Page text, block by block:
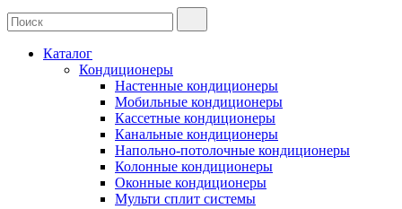
Каталог
Кондиционеры
Настенные кондиционеры
Мобильные кондиционеры
Кассетные кондиционеры
Канальные кондиционеры
Напольно-потолочные кондиционеры
Колонные кондиционеры
Оконные кондиционеры
Мульти сплит системы